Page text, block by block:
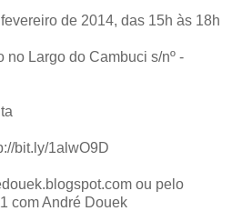
de 2014, das 15h às 18h
no Largo do Cambuci s/nº -
bit.ly/1alwO9D
ou pelo
com André Douek